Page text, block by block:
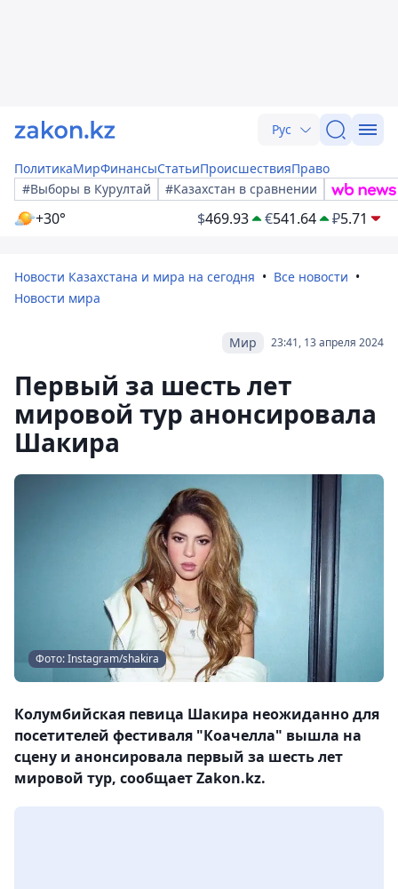
Рус
ПолитикаМирФинансыСтатьиПроисшествияПраво
#Выборы в Курултай
#Казахстан в сравнении
+30° $469.93 €541.64 ₽5.71
Новости Казахстана и мира на сегодня
Все новости
Новости мира
23:41, 13 апреля 2024
Мир
Первый за шесть лет
мировой тур анонсировала
Шакира
Фото: Instagram/shakira
Колумбийская певица Шакира неожиданно для
посетителей фестиваля "Коачелла" вышла на
сцену и анонсировала первый за шесть лет
мировой тур, сообщает Zakon.kz.